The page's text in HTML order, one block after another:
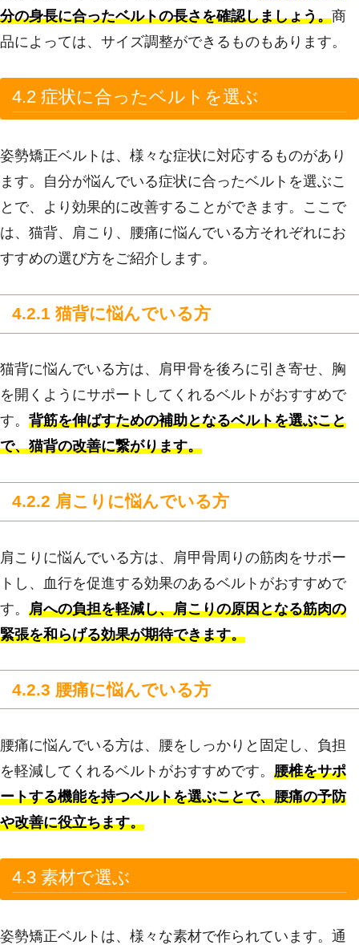
分の身長に合ったベルトの長さを確認しましょう。商
品によっては、サイズ調整ができるものもあります。
4.2 症状に合ったベルトを選ぶ
姿勢矯正ベルトは、様々な症状に対応するものがあり
ます。自分が悩んでいる症状に合ったベルトを選ぶこ
とで、より効果的に改善することができます。ここで
は、猫背、肩こり、腰痛に悩んでいる方それぞれにお
すすめの選び方をご紹介します。
4.2.1 猫背に悩んでいる方
猫背に悩んでいる方は、肩甲骨を後ろに引き寄せ、胸
を開くようにサポートしてくれるベルトがおすすめで
す。 背筋を伸ばすための補助となるベルトを選ぶこと
で、猫背の改善に繋がります。
4.2.2 肩こりに悩んでいる方
肩こりに悩んでいる方は、肩甲骨周りの筋肉をサポー
トし、血行を促進する効果のあるベルトがおすすめで
す。 肩への負担を軽減し、肩こりの原因となる筋肉の
緊張を和らげる効果が期待できます。
4.2.3 腰痛に悩んでいる方
腰痛に悩んでいる方は、腰をしっかりと固定し、負担
を軽減してくれるベルトがおすすめです。 腰椎をサポ
ートする機能を持つベルトを選ぶことで、腰痛の予防
や改善に役立ちます。
4.3 素材で選ぶ
姿勢矯正ベルトは、様々な素材で作られています。通